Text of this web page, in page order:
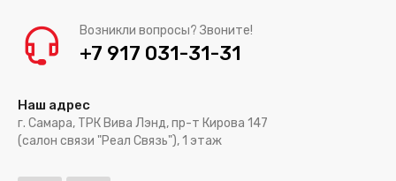
Возникли вопросы? Звоните!
+7 917 031-31-31
Наш адрес
г. Самара, ТРК Вива Лэнд, пр-т Кирова 147
(салон связи "Реал Связь"), 1 этаж